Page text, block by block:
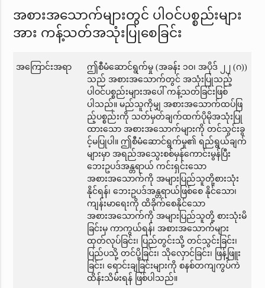
အစားအသောက်များတွင် ပါဝင်ပစ္စည်းများ
အား ကန့်သတ်အသုံးပြုစေခြင်း
အကြောင်းအရာ
ဤစီမံဆောင်ရွက်မှု (အခန်း ၁၀၊ အပိုဒ် ၂၂ (ဂ))
သည် အစားအသောက်တွင် အသုံးပြုသည့်
ပါဝင်ပစ္စည်းများအပေါ် ကန့်သတ်ခြင်းဖြစ်
ပါသည်။ မည်သူကိုမျှ အစားအသောက်ထပ်ဖြ
ည့်ပစ္စည်းကို သတ်မှတ်ချက်ထက်ပိုမိုအသုံးပြု
ထားသော အစားအသောက်များကို တင်သွင်းခွ
င့်မပြုပါ။ ဤစီမံဆောင်ရွက်မှု၏ ရည်ရွယ်ချက်
များမှာ အရည်အသွေးစစ်မှန်ကောင်းမွန်ပြီး
ဘေးဥပဒ်အန္တရာယ် ကင်းရှင်းသော
အစားအသောက်ကို အများပြည်သူတို့စားသုံး
နိုင်ရန်၊ ဘေးဥပဒ်အန္တရာယ်ဖြစ်စေ နိုင်သော၊
ကျန်းမာရေးကို ထိခိုက်စေနိုင်သော
အစားအသောက်ကို အများပြည်သူတို့ စားသုံးမိ
ခြင်းမှ ကာကွယ်ရန်၊ အစားအသောက်များ
ထုတ်လုပ်ခြင်း၊ ပြည်တွင်းသို့ တင်သွင်းခြင်း၊
ပြည်ပသို့ တင်ပို့ခြင်း၊ သိုလှောင်ခြင်း၊ ဖြန့်ဖြူး
ခြင်း၊ ရောင်းချခြင်းများကို စနစ်တကျကွပ်ကဲ
ထိန်းသိမ်းရန် ဖြစ်ပါသည်။